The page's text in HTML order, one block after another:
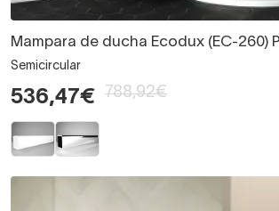
Mampara de ducha Ecodux (EC-260)
Semicircular
536,47€ 788,92€